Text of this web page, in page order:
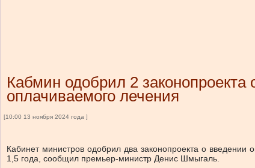
Кабмин одобрил 2
оплачиваемого лечения
[10:00 13 ноября 2024 года ]
Кабинет министров одобрил два законопроекта о
1,5 года, сообщил премьер-министр Денис Шмыгаль.